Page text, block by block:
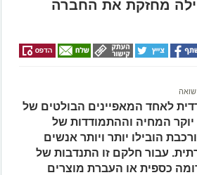
שדורשות בירור מעמיק. שילוב
בנוסף חשוב לשקול את ההקשר
שמבינים את הדקויות של
בניסיון הבודק ובשימוש בציוד
מצב. היא דורשת הסכמה מלאה של
מומחי שגב פוליגרף מדגישים
זו כוללת הסבר מפורט על השלבים
מחזקת את החברה
שואה
לאחד המאפיינים הבולטים של
יוקר המחיה וההתמודדות של
הובילו יותר ויותר אנשים
עבור חלקם זו התנדבות של
כספית או העברת מוצרים